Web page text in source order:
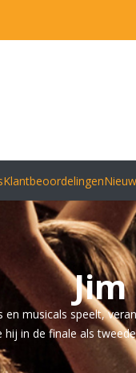
Klantbeoordelingen
musicals speelt,
in de finale als